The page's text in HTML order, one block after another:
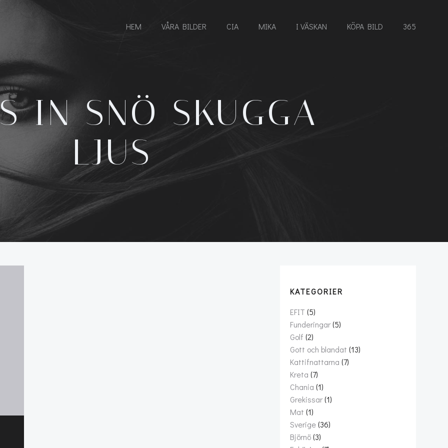
HEM VÅRA BILDER CIA MIKA I VÄSKAN KÖPA BILD 365
IN SNÖ SKUGGA
LJUS
KATEGORIER
EFIT (5)
Funderingar(5)
Golf (2)
Gott och blandat (13)
Kattifnattarna (7)
Kreta (7)
Chania (1)
Grekissar(1)
Mat (1)
Sverige(36)
Björnö(3)